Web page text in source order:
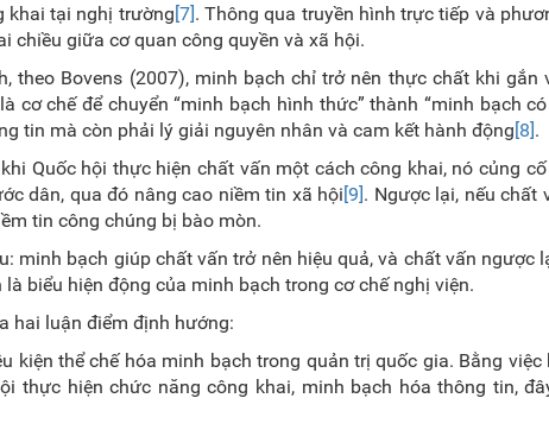
khai tại nghị trường[7]. Thông qua truyền hình trực tiếp và
chiều giữa cơ quan công quyền và xã hội.
theo Bovens (2007), minh bạch chỉ trở nên thực chất khi gắn
cơ chế để chuyển “minh bạch hình thức” thành “minh bạch
tin mà còn phải lý giải nguyên nhân và cam kết hành động[8].
Quốc hội thực hiện chất vấn một cách công khai, nó củng
dân, qua đó nâng cao niềm tin xã hội[9]. Ngược lại, nếu chất
tin công chúng bị bào mòn.
minh bạch giúp chất vấn trở nên hiệu quả, và chất vấn ngược
biểu hiện động của minh bạch trong cơ chế nghị viện.
hai luận điểm định hướng:
kiện thể chế hóa minh bạch trong quản trị quốc gia. Bằng
thực hiện chức năng công khai, minh bạch hóa thông tin,